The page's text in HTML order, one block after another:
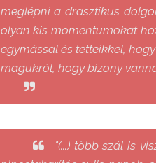
meglépni a drasztikus
olyan kis momentumokat
egymással és tetteikkel,
magukról, hogy bizony
"(...) több szál is